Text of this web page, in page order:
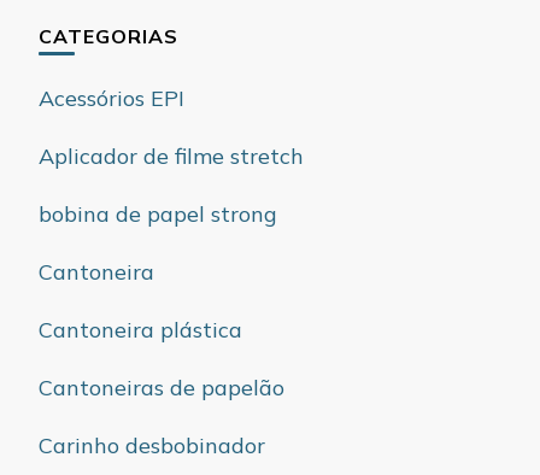
CATEGORIAS
Acessórios EPI
Aplicador de filme stretch
bobina de papel strong
Cantoneira
Cantoneira plástica
Cantoneiras de papelão
Carinho desbobinador